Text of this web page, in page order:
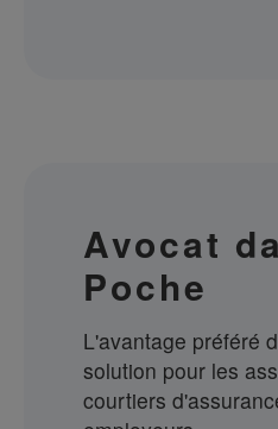
Avocat
Poche
L'avantage préféré
solution pour les
courtiers